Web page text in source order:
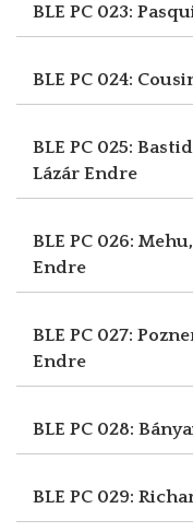
BLE PC 023:
BLE PC 024:
BLE PC 025:
Lázár Endre
BLE PC 026:
Endre
BLE PC 027:
Endre
BLE PC 028:
BLE PC 029: